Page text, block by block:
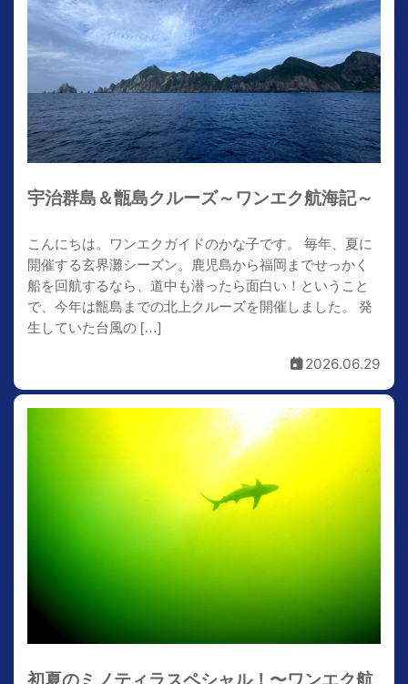
宇治群島＆甑島クルーズ～ワンエク航海記～
こんにちは。ワンエクガイドのかな子です。 毎年、夏に
開催する玄界灘シーズン。鹿児島から福岡までせっかく
船を回航するなら、道中も潜ったら面白い！ということ
で、今年は甑島までの北上クルーズを開催しました。 発
生していた台風の […]
2026.06.29
初夏のミノティラスペシャル！〜ワンエク航